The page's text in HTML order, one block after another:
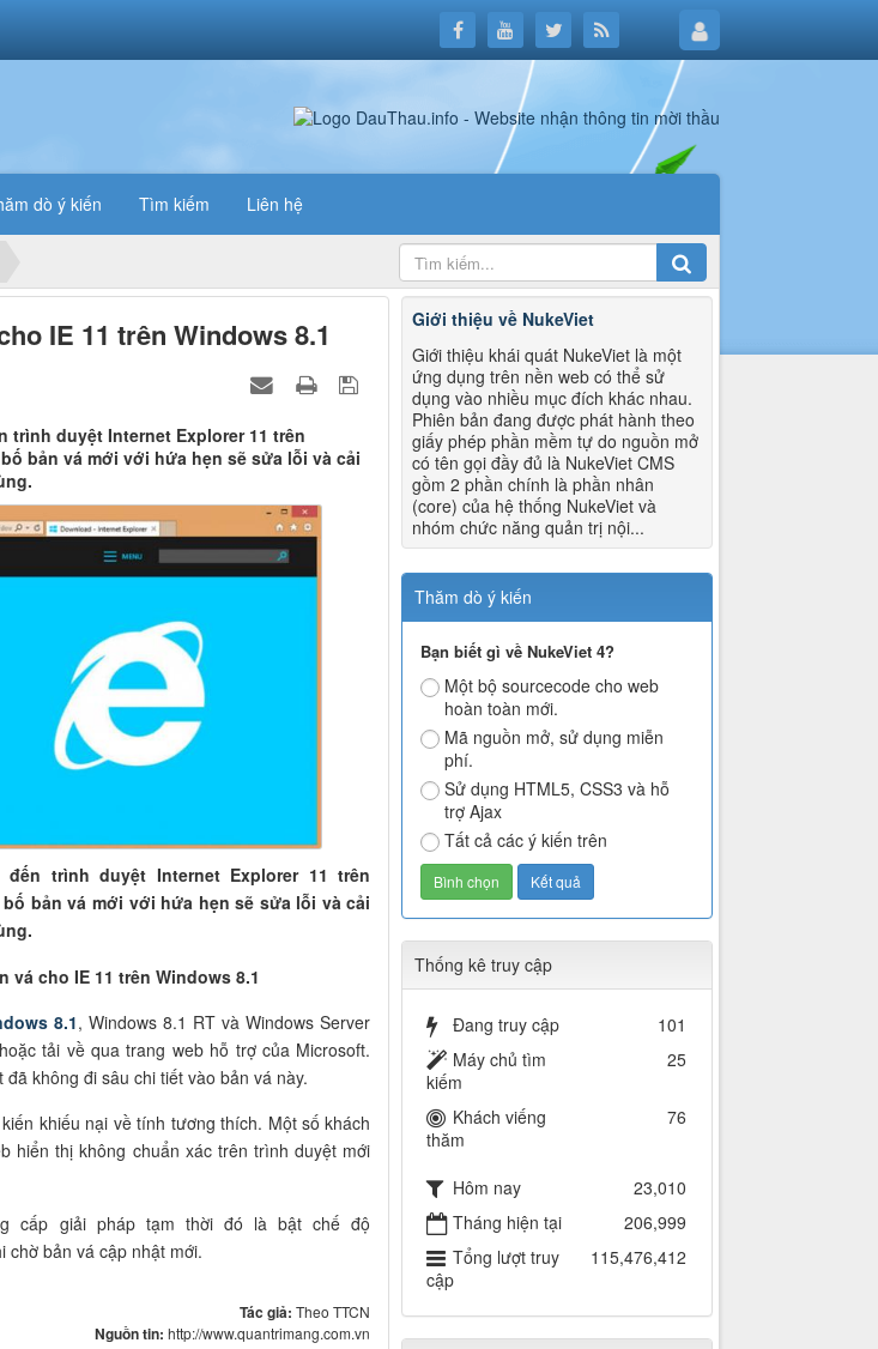
dò ý kiến Tìm kiếm Liên hệ
IE 11 trên Windows 8.1
duyệt Internet Explorer 11 trên
bản vá mới với hứa hẹn sẽ sửa lỗi và cải
trình duyệt Internet Explorer 11 trên
bản vá mới với hứa hẹn sẽ sửa lỗi và cải
8.1, Windows 8.1 RT và Windows Server
tải về qua trang web hỗ trợ của Microsoft.
đã không đi sâu chi tiết vào bản vá này.
khiếu nại về tính tương thích. Một số khách
hiển thị không chuẩn xác trên trình duyệt mới
cấp giải pháp tạm thời đó là bật chế độ
bản vá cập nhật mới.
Tác giả:Theo TTCN
Nguồn tin:http://www.quantrimang.com.vn
Giới thiệu về NukeViet
Giới thiệu khái quát NukeViet là một
ứng dụng trên nền web có thể sử
dụng vào nhiều mục đích khác nhau.
Phiên bản đang được phát hành theo
giấy phép phần mềm tự do nguồn mở
có tên gọi đầy đủ là NukeViet CMS
gồm 2 phần chính là phần nhân
(core) của hệ thống NukeViet và
nhóm chức năng quản trị nội...
Thăm dò ý kiến
Bạn biết gì về NukeViet 4?
Một bộ sourcecode cho web
hoàn toàn mới.
Mã nguồn mở, sử dụng miễn
phí.
Sử dụng HTML5, CSS3 và hỗ
trợ Ajax
Tất cả các ý kiến trên
Thống kê truy cập
Đang truy cập
101
Máy chủ tìm
kiếm
25
Khách viếng
thăm
76
Hôm nay
23,010
Tháng hiện tại
206,999
Tổng lượt truy
cập
115,476,412